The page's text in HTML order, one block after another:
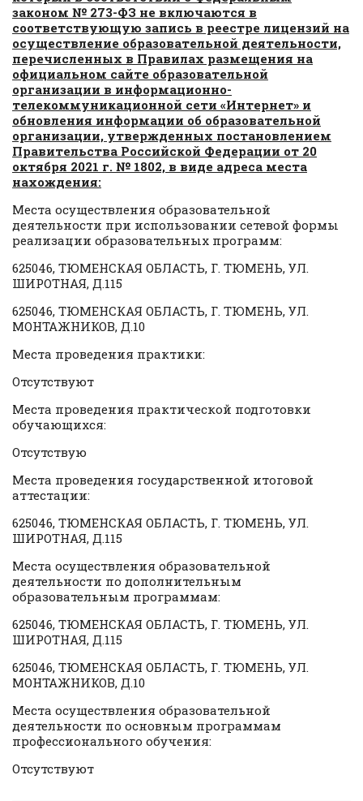
законом № 273-ФЗ не включаются в
соответствующую запись в реестре лицензий на
осуществление образовательной деятельности,
перечисленных в Правилах размещения на
официальном сайте образовательной
организации в информационно-
телекоммуникационной сети «Интернет» и
обновления информации об образовательной
организации, утвержденных постановлением
Правительства Российской Федерации от 20
октября 2021 г. № 1802, в виде адреса места
нахождения:
Места осуществления образовательной
деятельности при использовании сетевой формы
реализации образовательных программ:
625046, ТЮМЕНСКАЯ ОБЛАСТЬ, Г. ТЮМЕНЬ, УЛ.
ШИРОТНАЯ, Д.115
625046, ТЮМЕНСКАЯ ОБЛАСТЬ, Г. ТЮМЕНЬ, УЛ.
МОНТАЖНИКОВ, Д.10
Места проведения практики:
Отсутствуют
Места проведения практической подготовки
обучающихся:
Отсутствую
Места проведения государственной итоговой
аттестации:
625046, ТЮМЕНСКАЯ ОБЛАСТЬ, Г. ТЮМЕНЬ, УЛ.
ШИРОТНАЯ, Д.115
Места осуществления образовательной
деятельности по дополнительным
образовательным программам:
625046, ТЮМЕНСКАЯ ОБЛАСТЬ, Г. ТЮМЕНЬ, УЛ.
ШИРОТНАЯ, Д.115
625046, ТЮМЕНСКАЯ ОБЛАСТЬ, Г. ТЮМЕНЬ, УЛ.
МОНТАЖНИКОВ, Д.10
Места осуществления образовательной
деятельности по основным программам
профессионального обучения:
Отсутствуют